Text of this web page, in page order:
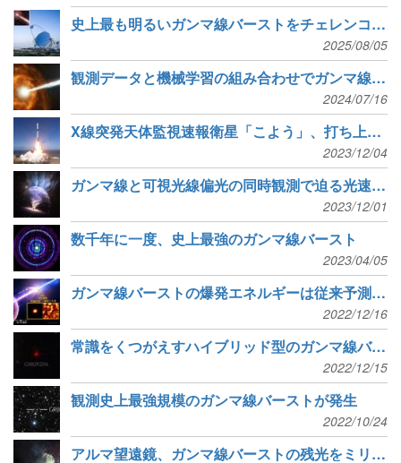
史上最も明るいガンマ線バーストをチェレンコフ望遠鏡で検出
2025/08/05
観測データと機械学習の組み合わせでガンマ線バーストの距離測定精度が大幅向上
2024/07/16
X線突発天体監視速報衛星「こよう」、打ち上げ成功
2023/12/04
ガンマ線と可視光線偏光の同時観測で迫る光速ジェット
2023/12/01
数千年に一度、史上最強のガンマ線バースト
2023/04/05
ガンマ線バーストの爆発エネルギーは従来予測の約4倍
2022/12/16
常識をくつがえすハイブリッド型のガンマ線バースト
2022/12/15
観測史上最強規模のガンマ線バーストが発生
2022/10/24
アルマ望遠鏡、ガンマ線バーストの残光をミリ波で初観測